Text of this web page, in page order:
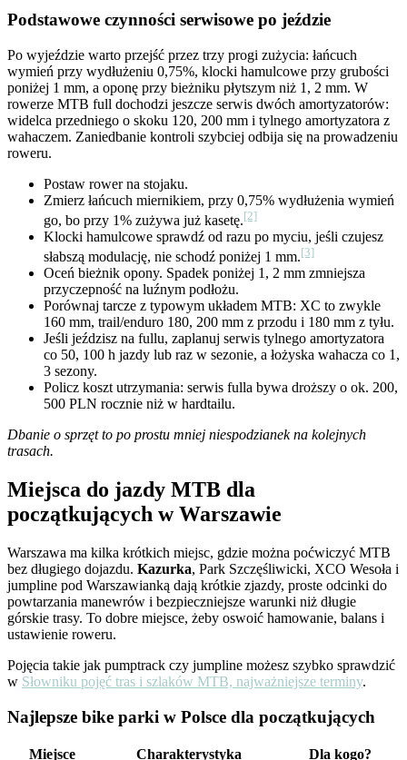
Podstawowe czynności serwisowe po jeździe
Po wyjeździe warto przejść przez trzy progi zużycia: łańcuch
wymień przy wydłużeniu 0,75%, klocki hamulcowe przy grubości
poniżej 1 mm, a oponę przy bieżniku płytszym niż 1, 2 mm. W
rowerze MTB full dochodzi jeszcze serwis dwóch amortyzatorów:
widelca przedniego o skoku 120, 200 mm i tylnego amortyzatora z
wahaczem. Zaniedbanie kontroli szybciej odbija się na prowadzeniu
roweru.
Postaw rower na stojaku.
Zmierz łańcuch miernikiem, przy 0,75% wydłużenia wymień
go, bo przy 1% zużywa już kasetę.[2]
Klocki hamulcowe sprawdź od razu po myciu, jeśli czujesz
słabszą modulację, nie schodź poniżej 1 mm.[3]
Oceń bieżnik opony. Spadek poniżej 1, 2 mm zmniejsza
przyczepność na luźnym podłożu.
Porównaj tarcze z typowym układem MTB: XC to zwykle
160 mm, trail/enduro 180, 200 mm z przodu i 180 mm z tyłu.
Jeśli jeździsz na fullu, zaplanuj serwis tylnego amortyzatora
co 50, 100 h jazdy lub raz w sezonie, a łożyska wahacza co 1,
3 sezony.
Policz koszt utrzymania: serwis fulla bywa droższy o ok. 200,
500 PLN rocznie niż w hardtailu.
Dbanie o sprzęt to po prostu mniej niespodzianek na kolejnych
trasach.
Miejsca do jazdy MTB dla
początkujących w Warszawie
Warszawa ma kilka krótkich miejsc, gdzie można poćwiczyć MTB
bez długiego dojazdu. Kazurka, Park Szczęśliwicki, XCO Wesoła i
jumpline pod Warszawianką dają krótkie zjazdy, proste odcinki do
powtarzania manewrów i bezpieczniejsze warunki niż długie
górskie trasy. To dobre miejsce, żeby oswoić hamowanie, balans i
ustawienie roweru.
Pojęcia takie jak pumptrack czy jumpline możesz szybko sprawdzić
w Słowniku pojęć tras i szlaków MTB, najważniejsze terminy.
Najlepsze bike parki w Polsce dla początkujących
Miejsce Charakterystyka Dla kogo?